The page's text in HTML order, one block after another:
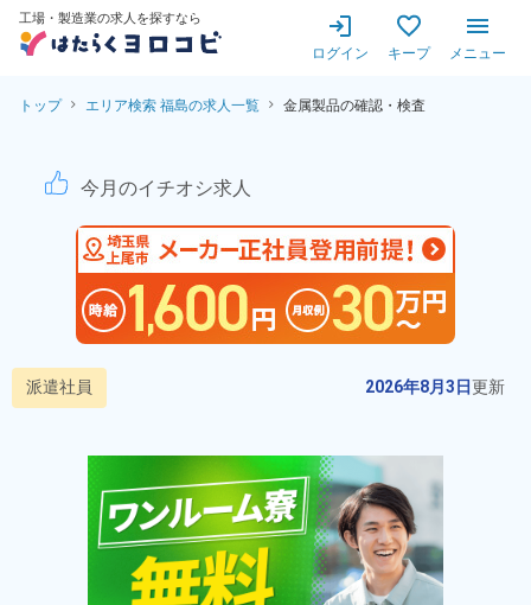
工場・製造業の求人を探すなら
ログイン キープ メニュー
トップ エリア検索 福島の求人一覧 金属製品の確認・検査
金属製品の確認・検査！備
今月のイチオシ求人
派遣社員 2026年8月3日更新